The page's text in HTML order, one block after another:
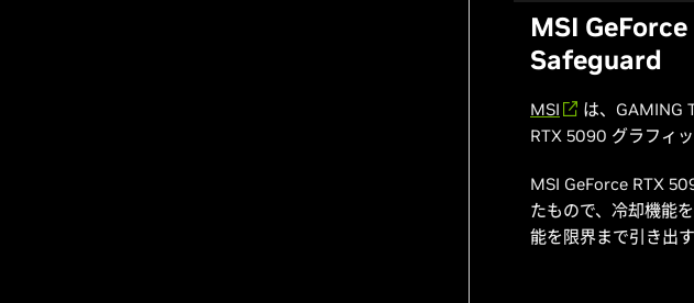
MSI
Safeguard
MSI
は、GAMING
RTX 5090 グラフィ
MSI GeForce RTX
たもので、冷却機能
能を限界まで引き出